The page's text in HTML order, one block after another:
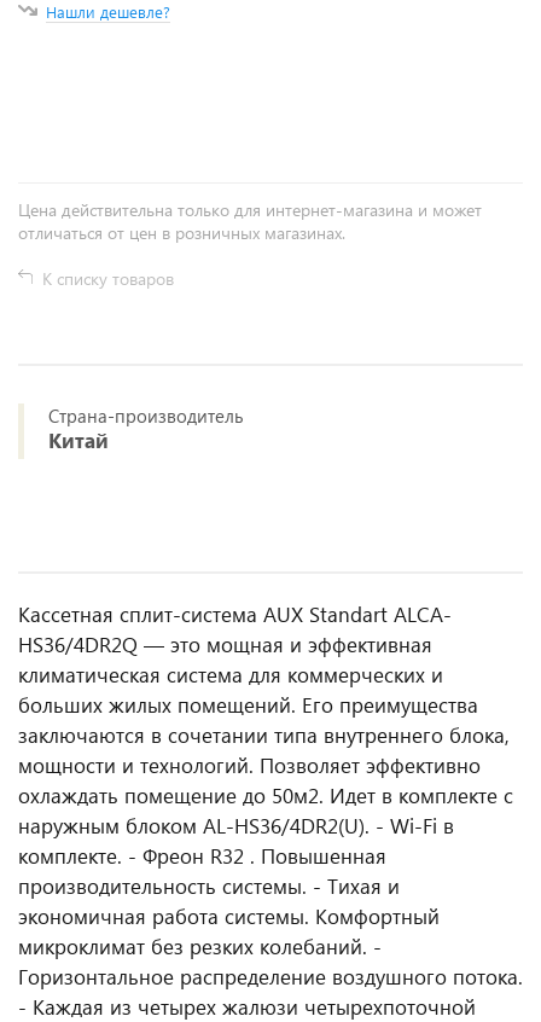
Нашли дешевле?
Цена действительна только для интернет-магазина и может
отличаться от цен в розничных магазинах.
К списку товаров
Страна-производитель
Китай
Кассетная сплит-система AUX Standart ALCA-
HS36/4DR2Q — это мощная и эффективная
климатическая система для коммерческих и
больших жилых помещений. Его преимущества
заключаются в сочетании типа внутреннего блока,
мощности и технологий. Позволяет эффективно
охлаждать помещение до 50м2. Идет в комплекте с
наружным блоком AL-HS36/4DR2(U). - Wi-Fi в
комплекте. - Фреон R32 . Повышенная
производительность системы. - Тихая и
экономичная работа системы. Комфортный
микроклимат без резких колебаний. -
Горизонтальное распределение воздушного потока.
- Каждая из четырех жалюзи четырехпоточной